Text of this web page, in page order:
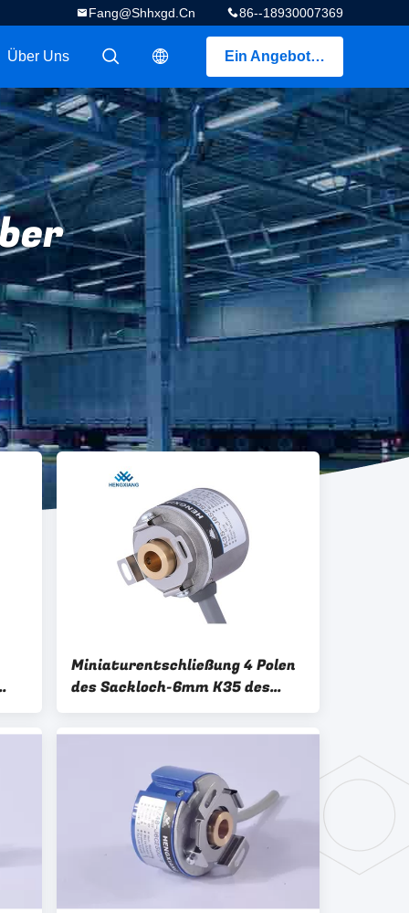
86--18930007369
Fang@shhxgd.cn
Ein Angebot bekommen
描述
描述
Über Uns
Miniaturentschließung 4 Polen
des Sackloch-6mm K35 des
Drehgeber-2500